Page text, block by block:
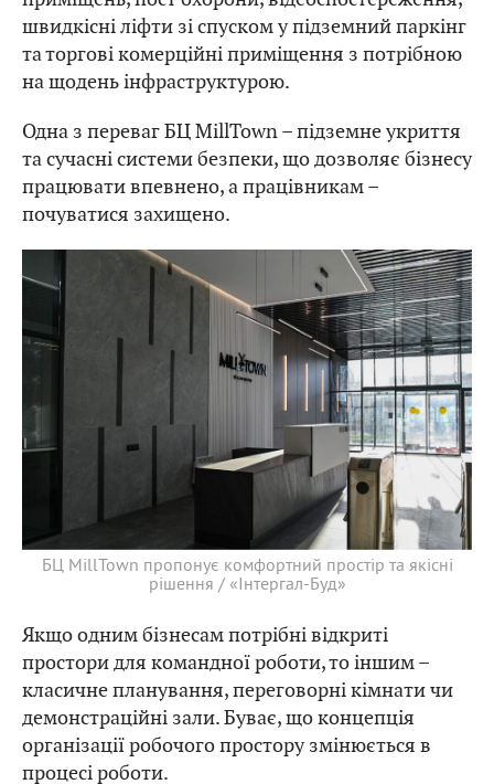
приміщень, пост охорони, відеоспостереження,
швидкісні ліфти зі спуском у підземний паркінг
та торгові комерційні приміщення з потрібною
Одна з переваг БЦ MillTown – підземне укриття
та сучасні системи безпеки, що дозволяє бізнесу
працювати впевнено, а працівникам –
БЦ MillTown пропонує комфортний простір та якісні
Якщо одним бізнесам потрібні відкриті
простори для командної роботи, то іншим –
класичне планування, переговорні кімнати чи
демонстраційні зали. Буває, що концепція
організації робочого простору змінюється в